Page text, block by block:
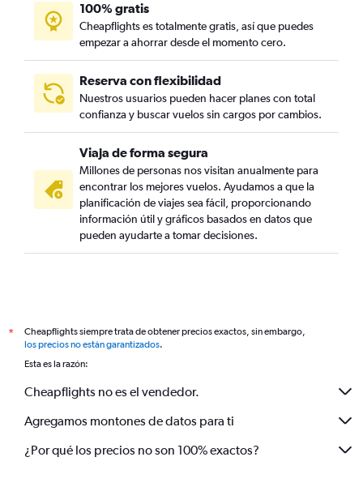
100% gratis
Cheapflights es totalmente gratis, así que puedes
empezar a ahorrar desde el momento cero.
Reserva con flexibilidad
Nuestros usuarios pueden hacer planes con total
confianza y buscar vuelos sin cargos por cambios.
Viaja de forma segura
Millones de personas nos visitan anualmente para
encontrar los mejores vuelos. Ayudamos a que la
planificación de viajes sea fácil, proporcionando
información útil y gráficos basados en datos que
pueden ayudarte a tomar decisiones.
*
Cheapflights siempre trata de obtener precios exactos, sin embargo,
los precios no están garantizados.
Esta es la razón:
Cheapflights no es el vendedor.
Agregamos montones de datos para ti
¿Por qué los precios no son 100% exactos?